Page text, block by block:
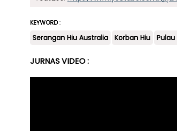
KEYWORD :
Serangan Hiu Australia Korban Hiu
JURNAS VIDEO :